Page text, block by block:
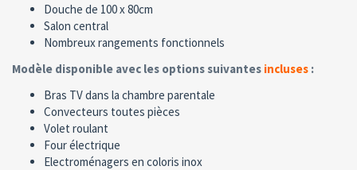
Douche de 100 x 80cm
Salon central
Nombreux rangements fonctionnels
Modèle disponible avec les options suivantes incluses :
Bras TV dans la chambre parentale
Convecteurs toutes pièces
Volet roulant
Four électrique
Electroménagers en coloris inox